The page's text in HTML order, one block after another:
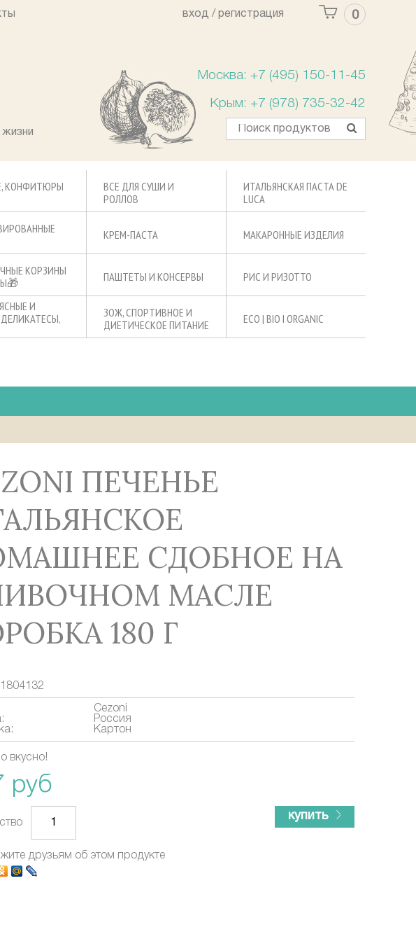
0
вход / регистрация
Москва: +7 (495) 150-11-45
Крым: +7 (978) 735-32-42
КОНФИТЮРЫ
ВСЕ ДЛЯ СУШИ И
РОЛЛОВ
ИТАЛЬЯНСКАЯ ПАСТА DE
LUCA
КРЕМ-ПАСТА МАКАРОННЫЕ ИЗДЕЛИЯ
КОРЗИНЫ
ПАШТЕТЫ И КОНСЕРВЫ РИС И РИЗОТТО
И
ЗОЖ, СПОРТИВНОЕ И
ДИЕТИЧЕСКОЕ ПИТАНИЕ
ECO | BIO I ORGANIC
СДОБНОЕ НА
МАСЛЕ
180 Г
Cezoni
Россия
Картон
вкусно!
руб
купить
друзьям об этом продукте